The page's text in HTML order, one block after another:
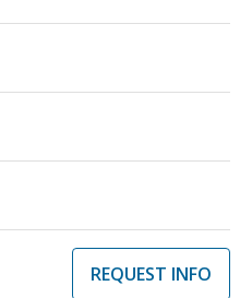
REQUEST INFO